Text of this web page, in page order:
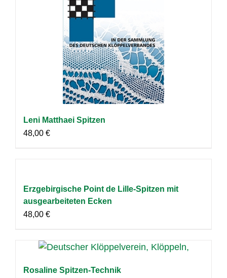
Leni Matthaei Spitzen
48,00 €
Erzgebirgische Point de Lille-Spitzen mit
ausgearbeiteten Ecken
48,00 €
Rosaline Spitzen-Technik